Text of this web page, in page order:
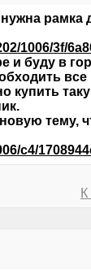
рамка
1006/3f/
и буду в
купить
тему,
c4/